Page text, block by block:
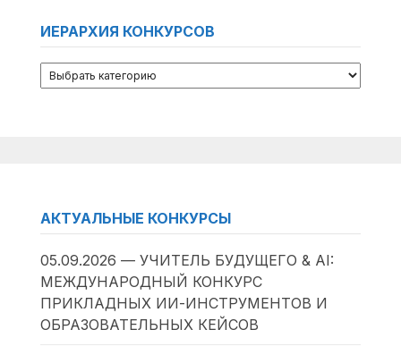
ИЕРАРХИЯ КОНКУРСОВ
АКТУАЛЬНЫЕ КОНКУРСЫ
05.09.2026 — УЧИТЕЛЬ БУДУЩЕГО & AI:
МЕЖДУНАРОДНЫЙ КОНКУРС
ПРИКЛАДНЫХ ИИ-ИНСТРУМЕНТОВ И
ОБРАЗОВАТЕЛЬНЫХ КЕЙСОВ